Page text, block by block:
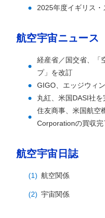
2025年度イギリス
航空宇宙ニュース
経産省／国交省、「
プ」を改訂
GIGO、エッジウィ
丸紅、米国DASI社
住友商事、米国航空
Corporationの買収完
航空宇宙日誌
航空関係
宇宙関係